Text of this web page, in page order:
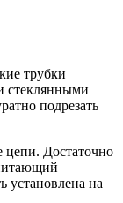
трубки
стеклянными
подрезать
цепи. Достаточно
установлена на